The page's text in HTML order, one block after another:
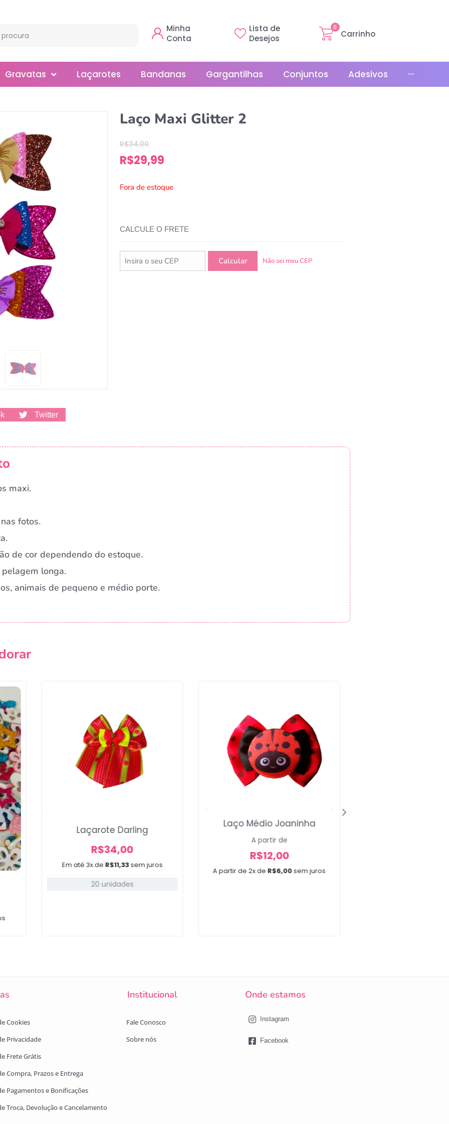
Minha
Conta
Lista de
Desejos
Carrinho
0
Gravatas
Normal
Smoking
Laçarotes Bandanas Gargantilhas Conjuntos Adesivos ···
Twitter
Laço Maxi Glitter 2
R$34,00
R$29,99
Fora de estoque
CALCULE O FRETE
Não sei meu CEP
maxi.
fotos.
de cor dependendo do estoque.
longa.
animais de pequeno e médio porte.
Em até 3x de R$11,33sem juros
Laçarote Darling
R$34,00
20 unidades
A partir de 2x de R$6,00sem juros
Laço Médio Joaninha
A partir de
R$12,00
Institucional Onde estamos
Cookies
Privacidade
Frete Grátis
Compra, Prazos e Entrega
Pagamentos e Bonificações
Troca, Devolução e Cancelamento
Fale Conosco
Sobre nós
Instagram
Facebook
Campanha lançada com sucesso!